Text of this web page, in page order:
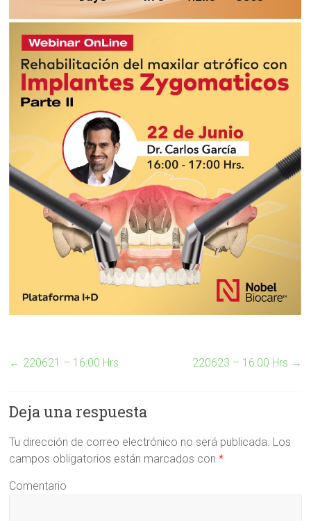
← 220621 – 16:00 Hrs 220623 – 16:00 Hrs →
Deja una respuesta
Tu dirección de correo electrónico no será publicada. Los
campos obligatorios están marcados con*
Comentario